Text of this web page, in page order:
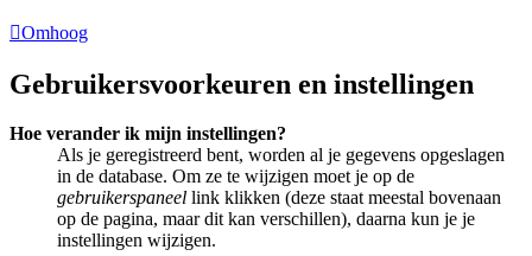
Omhoog
Gebruikersvoorkeuren en instellingen
Hoe verander ik mijn instellingen?
Als je geregistreerd bent, worden al je gegevens opgeslagen
in de database. Om ze te wijzigen moet je op de
gebruikerspaneel link klikken (deze staat meestal bovenaan
op de pagina, maar dit kan verschillen), daarna kun je je
instellingen wijzigen.